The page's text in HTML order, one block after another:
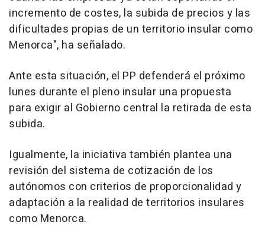
incremento de costes, la subida de precios y las
dificultades propias de un territorio insular como
Menorca", ha señalado.
Ante esta situación, el PP defenderá el próximo
lunes durante el pleno insular una propuesta
para exigir al Gobierno central la retirada de esta
subida.
Igualmente, la iniciativa también plantea una
revisión del sistema de cotización de los
autónomos con criterios de proporcionalidad y
adaptación a la realidad de territorios insulares
como Menorca.